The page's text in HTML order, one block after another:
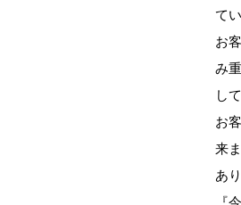
て
お
み
し
お
来
あ